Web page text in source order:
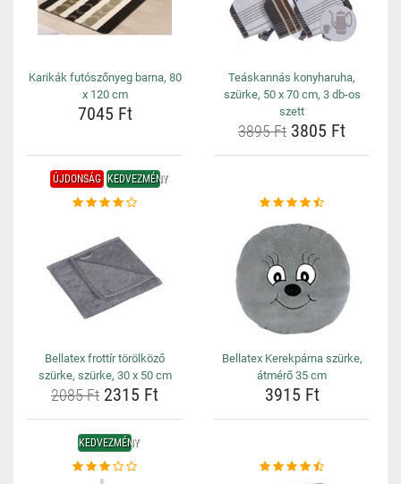
Karikák futószőnyeg barna, 80
x 120 cm
7045 Ft
Teáskannás konyharuha,
szürke, 50 x 70 cm, 3 db-os
szett
3895 Ft 3805 Ft
ÚJDONSÁG KEDVEZMÉNY
Bellatex frottír törölköző
szürke, szürke, 30 x 50 cm
2085 Ft 2315 Ft
Bellatex Kerekpárna szürke,
átmérő 35 cm
3915 Ft
KEDVEZMÉNY